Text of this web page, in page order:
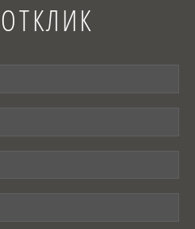
ОТКЛИК